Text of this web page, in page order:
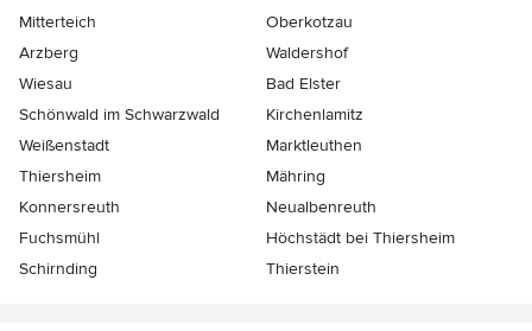
Mitterteich
Oberkotzau
Arzberg
Waldershof
Wiesau
Bad Elster
Schönwald im Schwarzwald
Kirchenlamitz
Weißenstadt
Marktleuthen
Thiersheim
Mähring
Konnersreuth
Neualbenreuth
Fuchsmühl
Höchstädt bei Thiersheim
Schirnding
Thierstein